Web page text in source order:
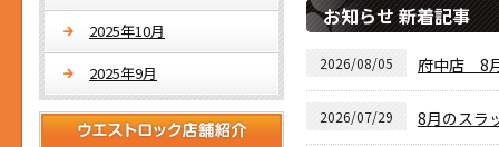
お知らせ 新着記事
2026/08/05 府中店 8
2026/07/29 8月のスラ
2025年10月
2025年9月